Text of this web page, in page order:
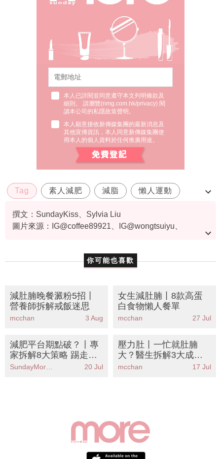
本人已詳閱並同意遵守本文列明條款及
細則。 請瀏覽(nmg.com.hk/privacy) 閱
讀本公司的私隱政策聲明。
本人願意接收新傳媒集團的最新消息及
其他宣傳資訊，本人同意新傳媒集團使
用本人的個人資料於任何推廣用途。
Tag 素人減肥 減脂 懶人運動
減肚腩
撰文：SundayKiss、Sylvia Liu
圖片來源：IG@coffee89921、IG@wongtsuiyu、
你可能也喜歡
減肚腩晚餐澱粉5招丨
營養師拆解戒飯迷思
mcchan 3 Aug
女生減肚腩丨8款高蛋
白食物懶人餐單
mcchan 27 Jul
減肥平台期點破？丨專
家拆解8大策略 踢走壓
力肥改善睡眠質素是關
SundayMore編輯部 20 Jul
壓力肚丨一忙就肚腩
大？醫生拆解3大成因
＋8個高效減肚腩運動
mcchan 17 Jul